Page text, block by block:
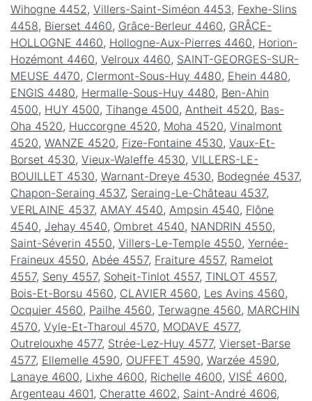
Wihogne 4452 , Villers-Saint-Siméon 4453, Fexhe-Slins
4458, Bierset 4460, Grâce-Berleur 4460, GRÂCE-
HOLLOGNE 4460, Hollogne-Aux-Pierres 4460, Horion-
Hozémont 4460, Velroux 4460, SAINT-GEORGES-SUR-
MEUSE 4470, Clermont-Sous-Huy 4480, Ehein 4480,
ENGIS 4480, Hermalle-Sous-Huy 4480, Ben-Ahin
4500, HUY 4500, Tihange 4500, Antheit 4520, Bas-
Oha 4520, Huccorgne 4520, Moha 4520, Vinalmont
4520, WANZE 4520, Fize-Fontaine 4530, Vaux-Et-
Borset 4530, Vieux-Waleffe 4530, VILLERS-LE-
BOUILLET 4530, Warnant-Dreye 4530, Bodegnée 4537,
Chapon-Seraing 4537, Seraing-Le-Château 4537,
VERLAINE 4537, AMAY 4540, Ampsin 4540, Flône
4540, Jehay 4540, Ombret 4540, NANDRIN 4550,
Saint-Séverin 4550, Villers-Le-Temple 4550, Yernée-
Fraineux 4550, Abée 4557, Fraiture 4557, Ramelot
4557, Seny 4557, Soheit-Tinlot 4557, TINLOT 4557,
Bois-Et-Borsu 4560, CLAVIER 4560, Les Avins 4560,
Ocquier 4560, Pailhe 4560, Terwagne 4560, MARCHIN
4570, Vyle-Et-Tharoul 4570, MODAVE 4577,
Outrelouxhe 4577, Strée-Lez-Huy 4577, Vierset-Barse
4577, Ellemelle 4590, OUFFET 4590, Warzée 4590,
Lanaye 4600, Lixhe 4600, Richelle 4600, VISÉ 4600,
Argenteau 4601, Cheratte 4602 , Saint-André 4606,